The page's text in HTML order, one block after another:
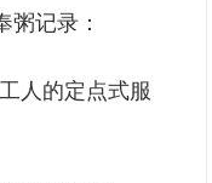
粥记录：
人的定点式服